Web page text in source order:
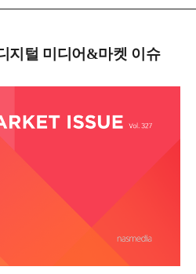
지털 미디어&마켓 이슈